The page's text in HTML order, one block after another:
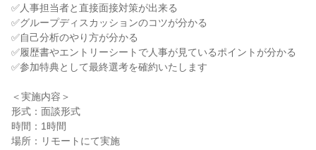
✅人事担当者と直接面接対策が出来る
✅グループディスカッションのコツが分かる
✅自己分析のやり方が分かる
✅履歴書やエントリーシートで人事が見ているポイントが分かる
✅参加特典として最終選考を確約いたします
＜実施内容＞
形式：面談形式
時間：1時間
場所：リモートにて実施